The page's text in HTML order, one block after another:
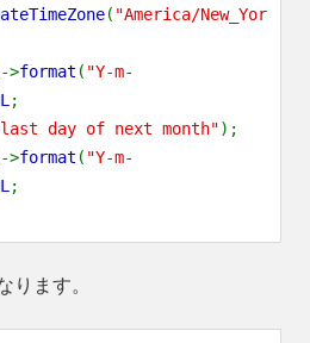
( "America/New_Yor
->format ( "Y-m-
;
day of next month");
->format ( "Y-m-
;
ります。